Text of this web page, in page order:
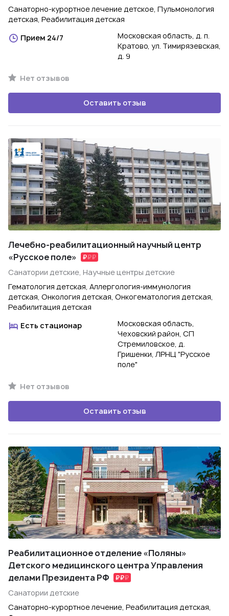
Санаторно-курортное лечение детское, Пульмонология
детская, Реабилитация детская
Прием 24/7
Московская область, д. п.
Кратово, ул. Тимирязевская,
д. 9
Нет отзывов
Оставить отзыв
Лечебно-реабилитационный научный центр
«Русское поле»
Санатории детские, Научные центры детские
Гематология детская, Аллергология-иммунология
детская, Онкология детская, Онкогематология детская,
Реабилитация детская
Есть стационар
Московская область,
Чеховский район, СП
Стремиловское, д.
Гришенки, ЛРНЦ "Русское
поле"
Нет отзывов
Оставить отзыв
Реабилитационное отделение «Поляны»
Детского медицинского центра Управления
делами Президента РФ
Санатории детские
Санаторно-курортное лечение, Реабилитация детская,